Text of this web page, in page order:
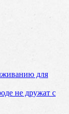
для
не дружат с